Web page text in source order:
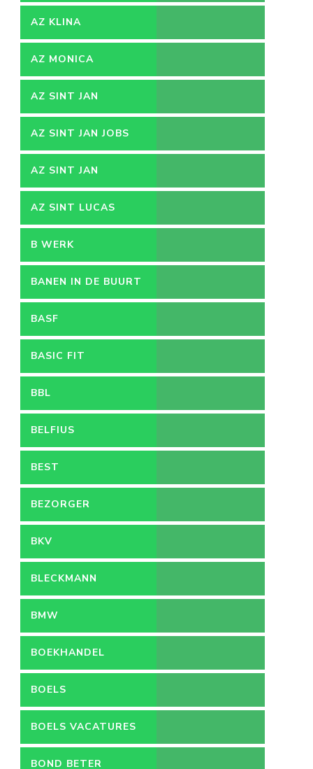
AZ KLINA
AZ MONICA
AZ SINT JAN
AZ SINT JAN JOBS
AZ SINT JAN
VACATURES
AZ SINT LUCAS
B WERK
BANEN IN DE BUURT
BASF
BASIC FIT
BBL
BELFIUS
BEST
BEZORGER
BKV
BLECKMANN
BMW
BOEKHANDEL
BOELS
BOELS VACATURES
BOND BETER